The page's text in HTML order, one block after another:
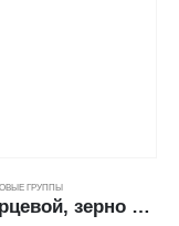
ГРУППЫ
Диск ТУЛБЕРГ лепестковый, торцевой, зерно 60 (125*22мм)